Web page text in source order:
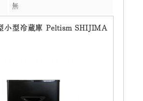
無
小型冷蔵庫 Peltism SHIJIMA